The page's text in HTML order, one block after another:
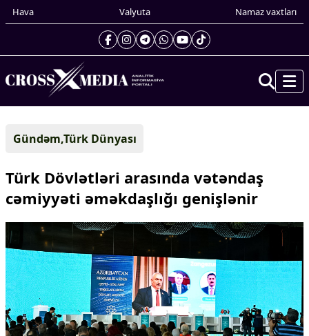
Hava Valyuta Namaz vaxtları
Gündəm
Xarici xəbərlər
Cənubi Qafqaz
Yaxın Şərq
Avropa
Amerika
Asiya
Afrika
Çarpaz baxış
Təhlil
Gündəm,Türk Dünyası
Türk Dövlətləri arasında vətəndaş
cəmiyyəti əməkdaşlığı genişlənir